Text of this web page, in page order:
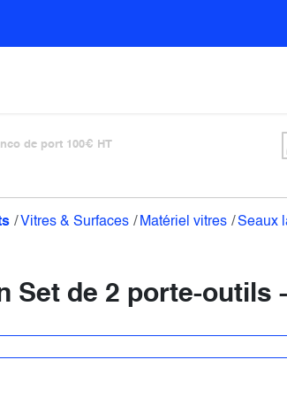
de port 100€ HT
Vitres & Surfaces Matériel vitres Seaux
Set de 2 porte-outils